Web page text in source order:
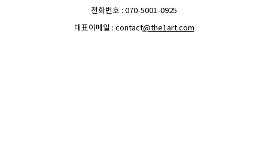
전화번호 : 070-5001-0925
대표이메일 : contact@the1art.com